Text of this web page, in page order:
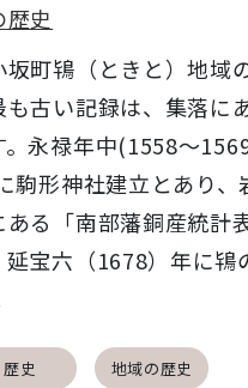
歴史
町鴇（ときと）地域
も古い記録は、集落に
。永禄年中(1558～
駒形神社建立とあり、
ある「南部藩銅産統計
延宝六（1678）年に鴇
歴史 地域の歴史